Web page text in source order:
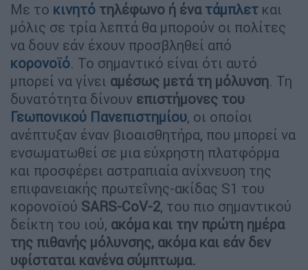
Με το κινητό τηλέφωνο ή ένα τάμπλετ και
μόλις σε τρία λεπτά θα μπορούν οι πολίτες
να δουν εάν έχουν προσβληθεί από
κορονοϊό. Το σημαντικό είναι ότι αυτό
μπορεί να γίνει αμέσως μετά τη μόλυνση. Τη
δυνατότητα δίνουν επιστήμονες του
Γεωπονικού Πανεπιστημίου, οι οποίοι
ανέπτυξαν έναν βιοαισθητήρα, που μπορεί να
ενσωματωθεί σε μια εύχρηστη πλατφόρμα
και προσφέρει αστραπιαία ανίχνευση της
επιφανειακής πρωτεΐνης-ακίδας S1 του
κορονοϊού SARS-CoV-2, του πιο σημαντικού
δείκτη του ιού, ακόμα και την πρώτη ημέρα
της πιθανής μόλυνσης, ακόμα και εάν δεν
υφίσταται κανένα σύμπτωμα.